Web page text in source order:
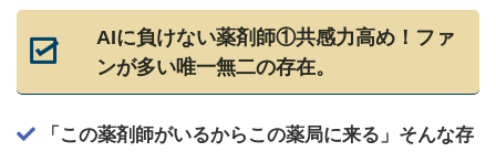
AIに負けない薬剤師①共感力高め！ファ
ンが多い唯一無二の存在。
「この薬剤師がいるからこの薬局に来る」そんな存